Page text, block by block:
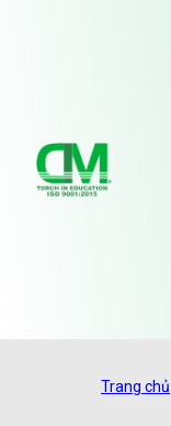
Trang chủ